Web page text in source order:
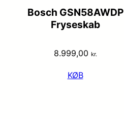
Bosch GSN58AWDP
Fryseskab
8.999,00 kr.
KØB